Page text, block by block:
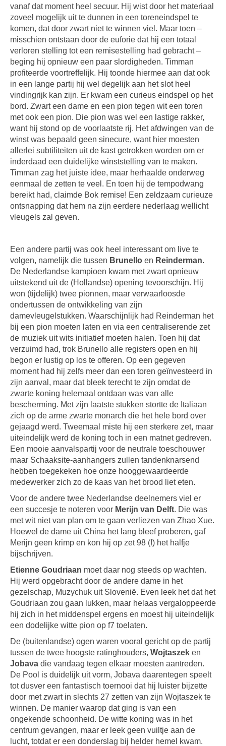
vanaf dat moment heel secuur. Hij wist door het materiaal
zoveel mogelijk uit te dunnen in een toreneindspel te
komen, dat door zwart niet te winnen viel. Maar toen –
misschien ontstaan door de euforie dat hij een totaal
verloren stelling tot een remisestelling had gebracht –
beging hij opnieuw een paar slordigheden. Timman
profiteerde voortreffelijk. Hij toonde hiermee aan dat ook
in een lange partij hij wel degelijk aan het slot heel
vindingrijk kan zijn. Er kwam een curieus eindspel op het
bord. Zwart een dame en een pion tegen wit een toren
met ook een pion. Die pion was wel een lastige rakker,
want hij stond op de voorlaatste rij. Het afdwingen van de
winst was bepaald geen sinecure, want hier moesten
allerlei subtiliteiten uit de kast getrokken worden om er
inderdaad een duidelijke winststelling van te maken.
Timman zag het juiste idee, maar herhaalde onderweg
eenmaal de zetten te veel. En toen hij de tempodwang
bereikt had, claimde Bok remise! Een zeldzaam curieuze
ontsnapping dat hem na zijn eerdere nederlaag wellicht
vleugels zal geven.
Een andere partij was ook heel interessant om live te
volgen, namelijk die tussen Brunello en Reinderman.
De Nederlandse kampioen kwam met zwart opnieuw
uitstekend uit de (Hollandse) opening tevoorschijn. Hij
won (tijdelijk) twee pionnen, maar verwaarloosde
ondertussen de ontwikkeling van zijn
damevleugelstukken. Waarschijnlijk had Reinderman het
bij een pion moeten laten en via een centraliserende zet
de muziek uit wits initiatief moeten halen. Toen hij dat
verzuimd had, trok Brunello alle registers open en hij
begon er lustig op los te offeren. Op een gegeven
moment had hij zelfs meer dan een toren geïnvesteerd in
zijn aanval, maar dat bleek terecht te zijn omdat de
zwarte koning helemaal ontdaan was van alle
bescherming. Met zijn laatste stukken stortte de Italiaan
zich op de arme zwarte monarch die het hele bord over
gejaagd werd. Tweemaal miste hij een sterkere zet, maar
uiteindelijk werd de koning toch in een matnet gedreven.
Een mooie aanvalspartij voor de neutrale toeschouwer
maar Schaaksite-aanhangers zullen tandenknarsend
hebben toegekeken hoe onze hooggewaardeerde
medewerker zich zo de kaas van het brood liet eten.
Voor de andere twee Nederlandse deelnemers viel er
een succesje te noteren voor Merijn van Delft. Die was
met wit niet van plan om te gaan verliezen van Zhao Xue.
Hoewel de dame uit China het lang bleef proberen, gaf
Merijn geen krimp en kon hij op zet 98 (!) het halfje
bijschrijven.
Etienne Goudriaan moet daar nog steeds op wachten.
Hij werd opgebracht door de andere dame in het
gezelschap, Muzychuk uit Slovenië. Even leek het dat het
Goudriaan zou gaan lukken, maar helaas vergaloppeerde
hij zich in het middenspel ergens en moest hij uiteindelijk
een dodelijke witte pion op f7 toelaten.
De (buitenlandse) ogen waren vooral gericht op de partij
tussen de twee hoogste ratinghouders, Wojtaszek en
Jobava die vandaag tegen elkaar moesten aantreden.
De Pool is duidelijk uit vorm, Jobava daarentegen speelt
tot dusver een fantastisch toernooi dat hij luister bijzette
door met zwart in slechts 27 zetten van zijn Wojtaszek te
winnen. De manier waarop dat ging is van een
ongekende schoonheid. De witte koning was in het
centrum gevangen, maar er leek geen vuiltje aan de
lucht, totdat er een donderslag bij helder hemel kwam.